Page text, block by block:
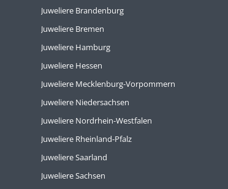
Juweliere Brandenburg
Juweliere Bremen
Juweliere Hamburg
Juweliere Hessen
Juweliere Mecklenburg-Vorpommern
Juweliere Niedersachsen
Juweliere Nordrhein-Westfalen
Juweliere Rheinland-Pfalz
Juweliere Saarland
Juweliere Sachsen